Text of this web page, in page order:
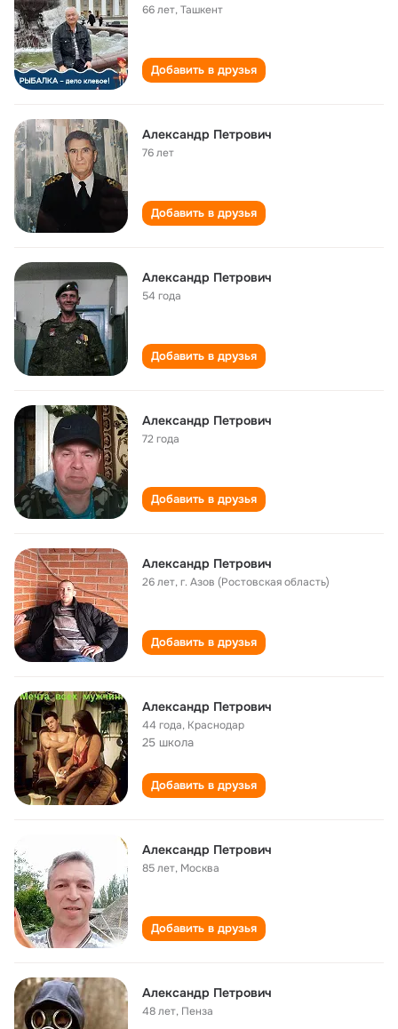
66 лет,Ташкент
Добавить в друзья
Александр Петрович
76 лет
Добавить в друзья
Александр Петрович
54 года
Добавить в друзья
Александр Петрович
72 года
Добавить в друзья
Александр Петрович
26 лет,г. Азов (Ростовская область)
Добавить в друзья
Александр Петрович
44 года, Краснодар
25 школа
Добавить в друзья
Александр Петрович
85 лет, Москва
Добавить в друзья
Александр Петрович
48 лет, Пенза